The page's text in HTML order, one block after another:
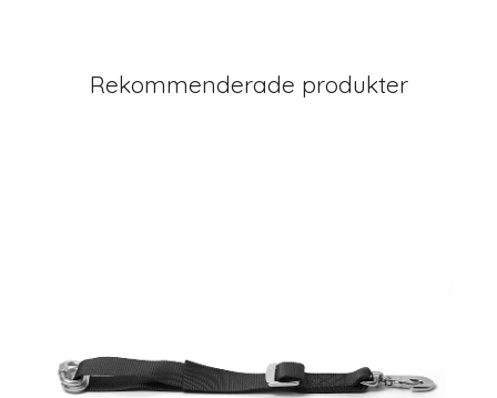
Rekommenderade produkter